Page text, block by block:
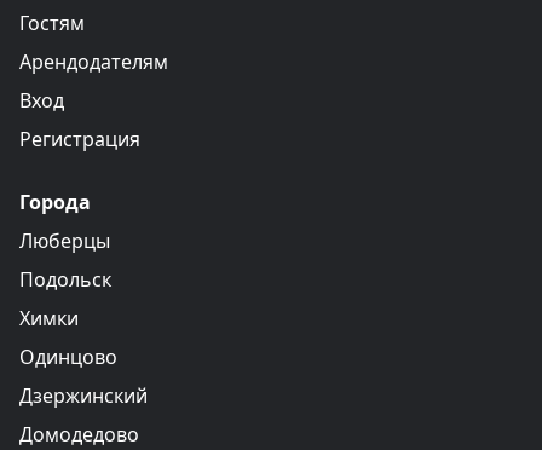
Гостям
Арендодателям
Вход
Регистрация
Города
Люберцы
Подольск
Химки
Одинцово
Дзержинский
Домодедово